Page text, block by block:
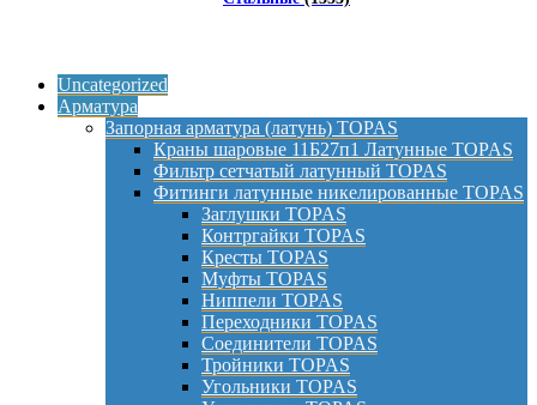
Uncategorized
Арматура
Запорная арматура (латунь) TOPAS
Краны шаровые 11Б27п1 Латунные TOPAS
Фильтр сетчатый латунный TOPAS
Фитинги латунные никелированные TOPAS
Заглушки TOPAS
Контргайки TOPAS
Кресты TOPAS
Муфты TOPAS
Ниппели TOPAS
Переходники TOPAS
Соединители TOPAS
Тройники TOPAS
Угольники TOPAS